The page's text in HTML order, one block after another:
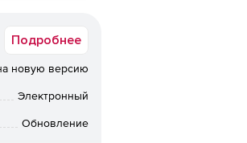
Подробнее
новую версию
Электронный
Обновление